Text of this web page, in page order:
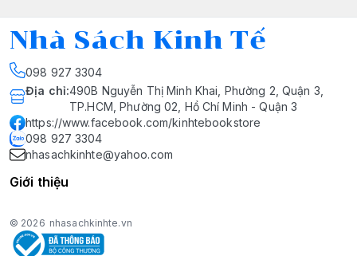
Nhà Sách Kinh Tế
098 927 3304
Địa chỉ:490B Nguyễn Thị Minh Khai, Phường 2, Quận 3,
TP.HCM, Phường 02, Hồ Chí Minh - Quận 3
https://www.facebook.com/kinhtebookstore
098 927 3304
nhasachkinhte@yahoo.com
Giới thiệu
© 2026 nhasachkinhte.vn